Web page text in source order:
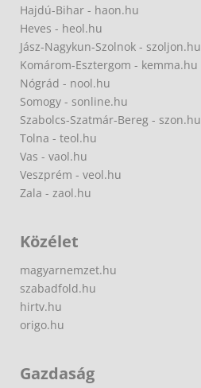
Hajdú-Bihar - haon.hu
Heves - heol.hu
Jász-Nagykun-Szolnok - szoljon.hu
Komárom-Esztergom - kemma.hu
Nógrád - nool.hu
Somogy - sonline.hu
Szabolcs-Szatmár-Bereg - szon.hu
Tolna - teol.hu
Vas - vaol.hu
Veszprém - veol.hu
Zala - zaol.hu
Közélet
magyarnemzet.hu
szabadfold.hu
hirtv.hu
origo.hu
Gazdaság